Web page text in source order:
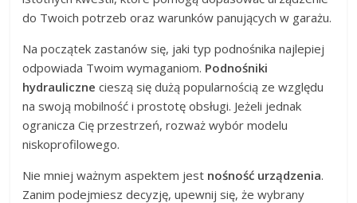
do Twoich potrzeb oraz warunków panujących w garażu.
Na początek zastanów się, jaki typ podnośnika najlepiej
odpowiada Twoim wymaganiom. Podnośniki
hydrauliczne cieszą się dużą popularnością ze względu
na swoją mobilność i prostotę obsługi. Jeżeli jednak
ogranicza Cię przestrzeń, rozważ wybór modelu
niskoprofilowego.
Nie mniej ważnym aspektem jest nośność urządzenia.
Zanim podejmiesz decyzję, upewnij się, że wybrany